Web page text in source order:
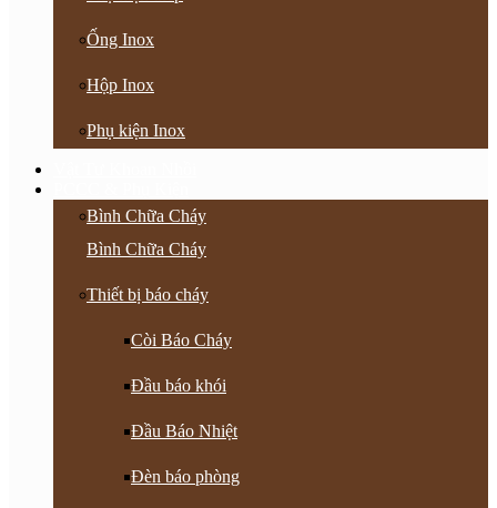
Ống Inox
Hộp Inox
Phụ kiện Inox
Bình Chữa Cháy
Bình Chữa Cháy
Thiết bị báo cháy
Còi Báo Cháy
Đầu báo khói
Đầu Báo Nhiệt
Đèn báo phòng